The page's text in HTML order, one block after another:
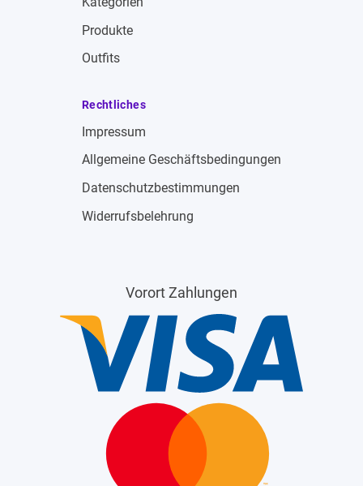
Produkte
Outfits
Rechtliches
Impressum
Allgemeine Geschäftsbedingungen
Datenschutzbestimmungen
Widerrufsbelehrung
Vorort Zahlungen